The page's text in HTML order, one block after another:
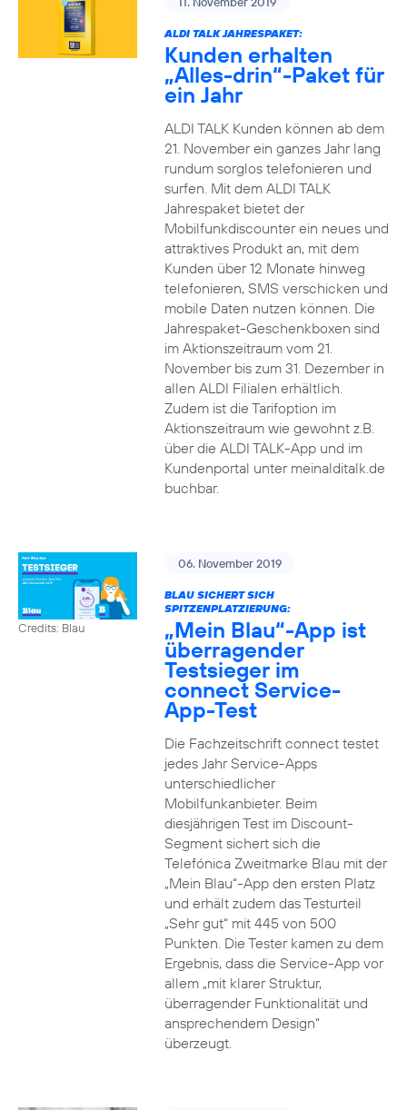
ALDI TALK JAHRESPAKET:
Kunden erhalten
„Alles-drin“-Paket für
ein Jahr
ALDI TALK Kunden können ab dem
21. November ein ganzes Jahr lang
rundum sorglos telefonieren und
surfen. Mit dem ALDI TALK
Jahrespaket bietet der
Mobilfunkdiscounter ein neues und
attraktives Produkt an, mit dem
Kunden über 12 Monate hinweg
telefonieren, SMS verschicken und
mobile Daten nutzen können. Die
Jahrespaket-Geschenkboxen sind
im Aktionszeitraum vom 21.
November bis zum 31. Dezember in
allen ALDI Filialen erhältlich.
Zudem ist die Tarifoption im
Aktionszeitraum wie gewohnt z.B.
über die ALDI TALK-App und im
Kundenportal unter meinalditalk.de
buchbar.
Credits: Blau
06. November 2019
BLAU SICHERT SICH
SPITZENPLATZIERUNG:
„Mein Blau“-App ist
überragender
Testsieger im
connect Service-
App-Test
Die Fachzeitschrift connect testet
jedes Jahr Service-Apps
unterschiedlicher
Mobilfunkanbieter. Beim
diesjährigen Test im Discount-
Segment sichert sich die
Telefónica Zweitmarke Blau mit der
„Mein Blau“-App den ersten Platz
und erhält zudem das Testurteil
„Sehr gut“ mit 445 von 500
Punkten. Die Tester kamen zu dem
Ergebnis, dass die Service-App vor
allem „mit klarer Struktur,
überragender Funktionalität und
ansprechendem Design“
überzeugt.